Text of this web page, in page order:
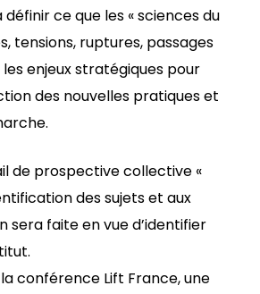
ce que les « sciences du
tensions, ruptures, passages
enjeux stratégiques pour
des nouvelles pratiques et
de prospective collective «
des sujets et aux
sera faite en vue d’identifier
conférence Lift France, une